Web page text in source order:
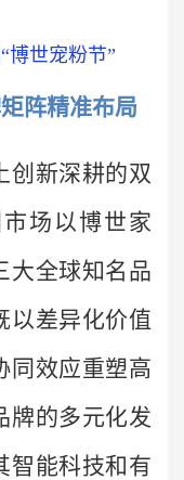
博世宠粉节”
阵精准布局
创新深耕的双
场以博世家
大全球知名品
以差异化价值
同效应重塑高
牌的多元化发
智能科技和有